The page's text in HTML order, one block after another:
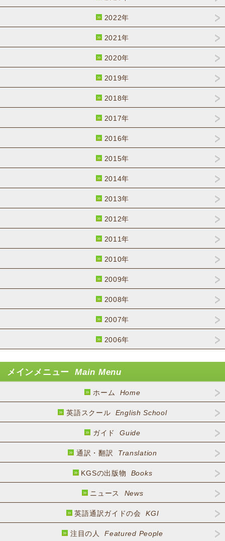
2022年
2021年
2020年
2019年
2018年
2017年
2016年
2015年
2014年
2013年
2012年
2011年
2010年
2009年
2008年
2007年
2006年
メインメニューMain Menu
ホーム Home
英語スクール English School
ガイドGuide
通訳・翻訳 Translation
KGSの出版物 Books
ニュース News
英語通訳ガイドの会KGI
注目の人Featured People